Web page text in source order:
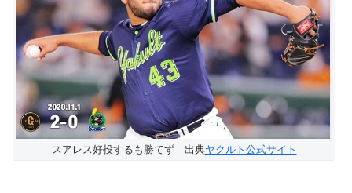
スアレス好投するも勝てず 出典ヤクルト公式サイト